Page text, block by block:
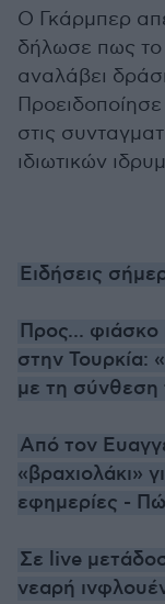
Ο Γκάρμπερ
δήλωσε πως το
αναλάβει
στις
ιδιωτικών
Ειδήσεις
Προς... φιάσκο
στην Τουρκία:
με τη σύνθεση
Από τον
«βραχιολάκι»
εφημερίες -
Σε live
νεαρή